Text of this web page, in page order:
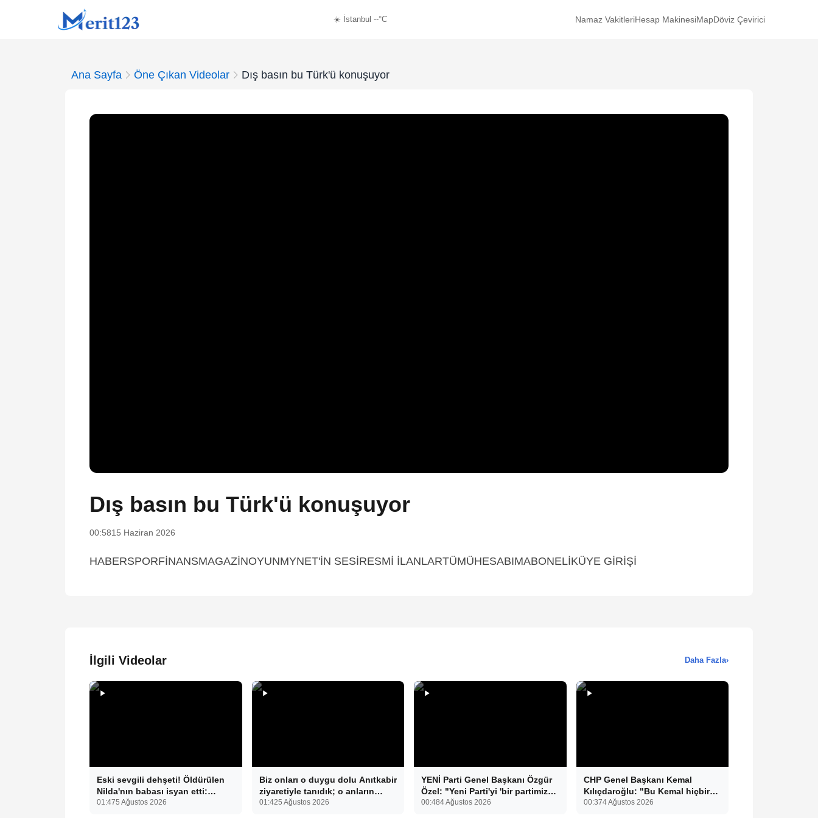
☀️ İstanbul --°C Namaz VakitleriHesap MakinesiMapDöviz Çevirici
Ana Sayfa Öne Çıkan Videolar Dış basın bu Türk'ü konuşuyor
Dış basın bu Türk'ü konuşuyor
00:5815 Haziran 2026
HABERSPORFİNANSMAGAZİNOYUNMYNET'İN SESİRESMİ İLANLARTÜMÜHESABIMABONELİKÜYE GİRİŞİ
İlgili Videolar Daha Fazla›
Eski sevgili dehşeti! Öldürülen
Nilda'nın babası isyan etti:
"Ekmeğimizi paylaştık"
01:475 Ağustos 2026
Biz onları o duygu dolu Anıtkabir
ziyaretiyle tanıdık; o anların
ardında ise 34 yıl sonra tüp
01:425 Ağustos 2026
YENİ Parti Genel Başkanı Özgür
Özel: "Yeni Parti'yi 'bir partimiz
olsun' diye kurmadık. Biz yeni
00:484 Ağustos 2026
CHP Genel Başkanı Kemal
Kılıçdaroğlu: "Bu Kemal hiçbir
gücün karşısında eğilmez.
00:374 Ağustos 2026